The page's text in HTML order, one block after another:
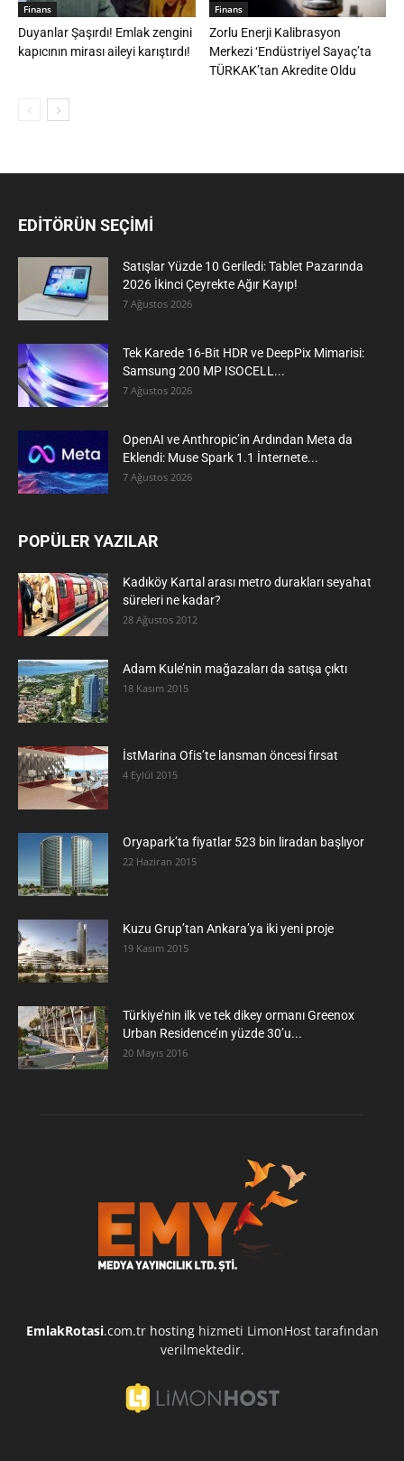
Finans
Duyanlar Şaşırdı! Emlak zengini
kapıcının mirası aileyi karıştırdı!
Finans
Zorlu Enerji Kalibrasyon
Merkezi ‘Endüstriyel Sayaç’ta
TÜRKAK’tan Akredite Oldu
EDİTÖRÜN SEÇİMİ
Satışlar Yüzde 10 Geriledi: Tablet Pazarında
2026 İkinci Çeyrekte Ağır Kayıp!
7 Ağustos 2026
Tek Karede 16-Bit HDR ve DeepPix Mimarisi:
Samsung 200 MP ISOCELL...
7 Ağustos 2026
OpenAI ve Anthropic’in Ardından Meta da
Eklendi: Muse Spark 1.1 İnternete...
7 Ağustos 2026
POPÜLER YAZILAR
Kadıköy Kartal arası metro durakları seyahat
süreleri ne kadar?
28 Ağustos 2012
Adam Kule’nin mağazaları da satışa çıktı
18 Kasım 2015
İstMarina Ofis’te lansman öncesi fırsat
4 Eylül 2015
Oryapark’ta fiyatlar 523 bin liradan başlıyor
22 Haziran 2015
​Kuzu Grup’tan Ankara’ya iki yeni proje
19 Kasım 2015
Türkiye’nin ilk ve tek dikey ormanı Greenox
Urban Residence’ın yüzde 30’u...
20 Mayıs 2016
EmlakRotasi.com.tr hostinghizmeti LimonHost tarafından
verilmektedir.